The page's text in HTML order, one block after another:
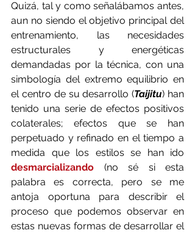
Quizá, tal y como señalábamos antes,
aun no siendo el objetivo principal del
entrenamiento, las necesidades
estructurales y energéticas
demandadas por la técnica, con una
simbología del extremo equilibrio en
el centro de su desarrollo (Taijitu) han
tenido una serie de efectos positivos
colaterales; efectos que se han
perpetuado y refinado en el tiempo a
desmarcializando (no sé si esta
palabra es correcta, pero se me
antoja oportuna para describir el
proceso que podemos observar en
estas nuevas formas de desarrollar el